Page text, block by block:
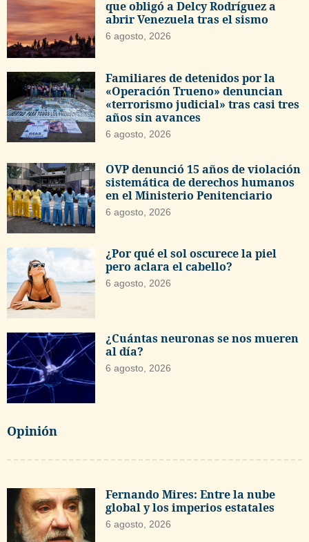
que obligó a Delcy Rodríguez a
abrir Venezuela tras el sismo
6 agosto, 2026
Familiares de detenidos por la
«Operación Trueno» denuncian
«terrorismo judicial» tras casi tres
años sin avances
6 agosto, 2026
OVP denunció 15 años de violación
sistemática de derechos humanos
en el Ministerio Penitenciario
6 agosto, 2026
¿Por qué el sol oscurece la piel
pero aclara el cabello?
6 agosto, 2026
¿Cuántas neuronas se nos mueren
al día?
6 agosto, 2026
Opinión
Fernando Mires: Entre la nube
global y los imperios estatales
6 agosto, 2026